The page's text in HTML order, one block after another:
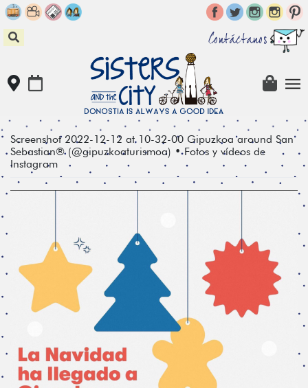
Skip
to
content
Contáctanos
Screenshot 2022-12-12 at 10-32-00 Gipuzkoa around San
Sebastian® (@gipuzkoaturismoa) • Fotos y vídeos de
Instagram